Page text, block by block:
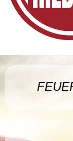
TATRA
Impressum
Datenschutz